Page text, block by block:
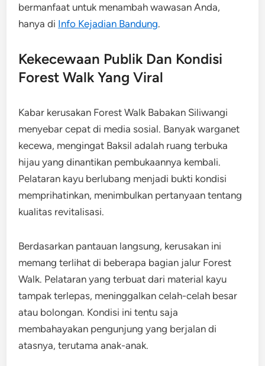
bermanfaat untuk menambah wawasan Anda,
hanya di Info Kejadian Bandung.
Kekecewaan Publik Dan Kondisi
Forest Walk Yang Viral
Kabar kerusakan Forest Walk Babakan Siliwangi
menyebar cepat di media sosial. Banyak warganet
kecewa, mengingat Baksil adalah ruang terbuka
hijau yang dinantikan pembukaannya kembali.
Pelataran kayu berlubang menjadi bukti kondisi
memprihatinkan, menimbulkan pertanyaan tentang
kualitas revitalisasi.
Berdasarkan pantauan langsung, kerusakan ini
memang terlihat di beberapa bagian jalur Forest
Walk. Pelataran yang terbuat dari material kayu
tampak terlepas, meninggalkan celah-celah besar
atau bolongan. Kondisi ini tentu saja
membahayakan pengunjung yang berjalan di
atasnya, terutama anak-anak.